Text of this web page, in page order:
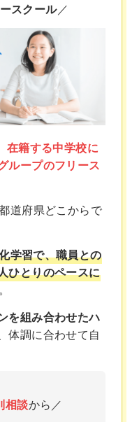
スクール／
在籍する中学校に
ループのフリース
道府県どこからで
学習で、職員との
ひとりのペースに
を組み合わせたハ
体調に合わせて自
相談から／